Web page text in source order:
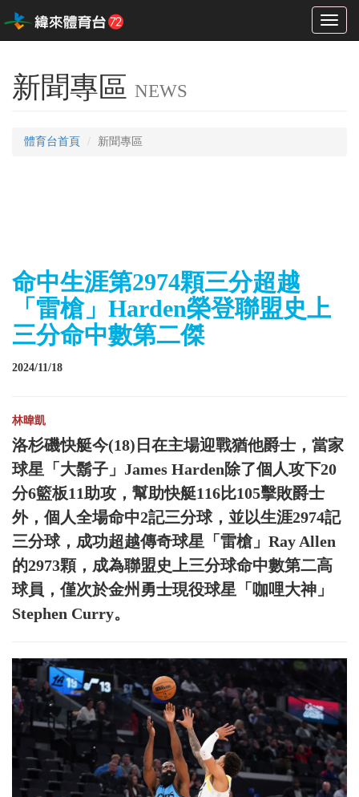
Toggle
新聞專區 NEWS
體育台首頁 新聞專區
命中生涯第2974顆三分超越
「雷槍」Harden榮登聯盟史上
三分命中數第二傑
2024/11/18
林暐凱
洛杉磯快艇今(18)日在主場迎戰猶他爵士，當家
球星「大鬍子」James Harden除了個人攻下20
分6籃板11助攻，幫助快艇116比105擊敗爵士
外，個人全場命中2記三分球，並以生涯2974記
三分球，成功超越傳奇球星「雷槍」Ray Allen
的2973顆，成為聯盟史上三分球命中數第二高
球員，僅次於金州勇士現役球星「咖哩大神」
Stephen Curry。